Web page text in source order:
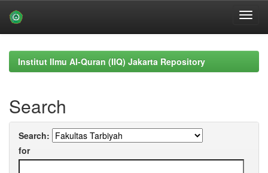
navigationInstitut Ilmu Al-Quran (IIQ) Jakarta Repository
Search
Search:
for